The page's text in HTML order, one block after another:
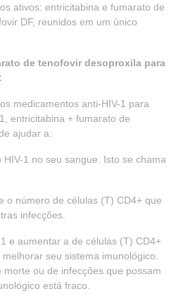
ativos: entricitabina e fumarato de
DF, reunidos em um único
de tenofovir desoproxila para
medicamentos anti-HIV-1 para
entricitabina + fumarato de
ajudar a:
1 no seu sangue. Isto se chama
o número de células (T) CD4+ que
infecções.
e aumentar a de células (T) CD4+
seu sistema imunológico.
ou de infecções que possam
está fraco.